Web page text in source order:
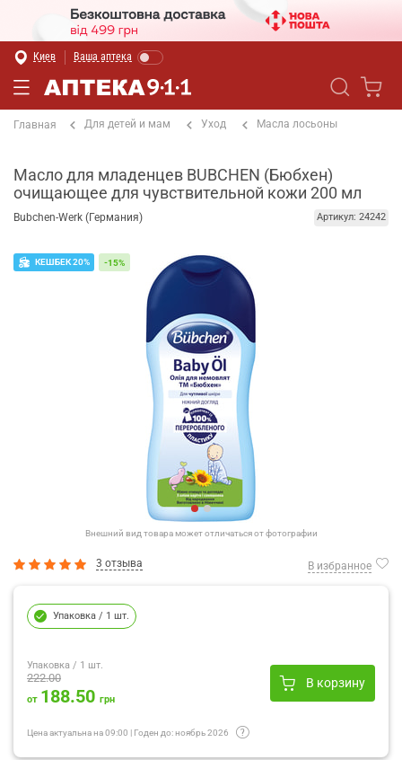
Киев Ваша аптека
Главная Для детей и мам Уход Масла лосьоны
Масло для младенцев BUBCHEN (Бюбхен)
очищающее для чувствительной кожи 200 мл
Bubchen-Werk (Германия) Артикул: 24242
КЕШБЕК 20% -15%
Внешний вид товара может отличаться от фотографии
3 отзыва В избранное
Упаковка / 1 шт.
Упаковка / 1 шт.
222.00
от 188.50 грн
В корзину
Цена актуальна на09:00 | Годен до:ноябрь 2026